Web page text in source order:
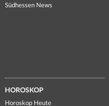
Südhessen News
HOROSKOP
Horoskop Heute